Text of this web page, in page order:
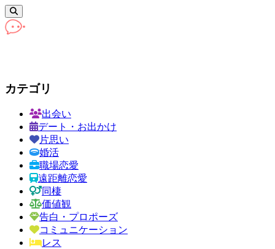
カテゴリ
出会い
デート・お出かけ
片思い
婚活
職場恋愛
遠距離恋愛
同棲
価値観
告白・プロポーズ
コミュニケーション
レス